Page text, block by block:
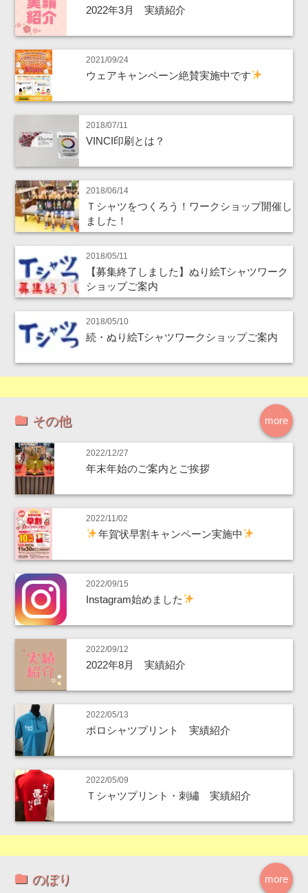
2022年3月 実績紹介
2021/09/24
ウェアキャンペーン絶賛実施中です
2018/07/11
VINCI印刷とは？
2018/06/14
Ｔシャツをつくろう！ワークショップ開催し
ました！
2018/05/11
【募集終了しました】ぬり絵Tシャツワーク
ショップご案内
2018/05/10
続・ぬり絵Tシャツワークショップご案内
more
その他
2022/12/27
年末年始のご案内とご挨拶
2022/11/02
年賀状早割キャンペーン実施中
2022/09/15
Instagram始めました
2022/09/12
2022年8月 実績紹介
2022/05/13
ポロシャツプリント 実績紹介
2022/05/09
Ｔシャツプリント・刺繡 実績紹介
more
のぼり